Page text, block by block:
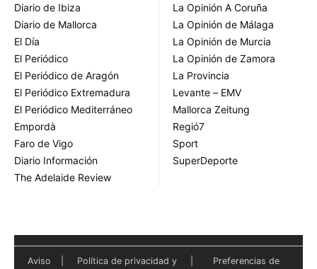
Diario de Ibiza
Diario de Mallorca
El Día
El Periódico
El Periódico de Aragón
El Periódico Extremadura
El Periódico Mediterráneo
Empordà
Faro de Vigo
Diario Información
The Adelaide Review
La Opinión A Coruña
La Opinión de Málaga
La Opinión de Murcia
La Opinión de Zamora
La Provincia
Levante – EMV
Mallorca Zeitung
Regió7
Sport
SuperDeporte
Aviso Política de privacidad y Preferencias de